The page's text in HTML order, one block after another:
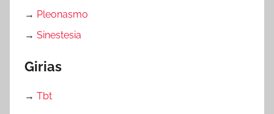
→ Pleonasmo
→ Sinestesia
Girias
→ Tbt